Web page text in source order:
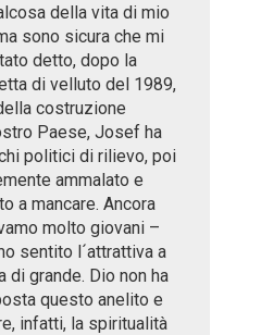
della vita di mio
sono sicura che mi
detto, dopo la
di velluto del 1989,
costruzione
Paese, Josef ha
politici di rilievo, poi
ammalato e
a mancare. Ancora
molto giovani –
sentito l´attrattiva a
di grande. Dio non ha
questo anelito e
infatti, la spiritualità